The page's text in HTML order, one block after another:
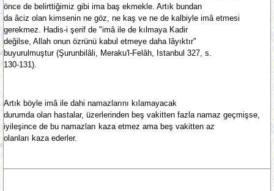
önce de belirttiğimiz gibi ima baş ekmekle. Artık bundan
da âciz olan kimsenin ne göz, ne kaş ve ne de kalbiyle imâ etmesi
gerekmez. Hadis-i şerif de "imâ ile de kılmaya Kadir
değilse, Allah onun özrünü kabul etmeye daha lâyıktır"
buyurulmuştur (Şurunbilâli, Meraku'l-Felâh, Istanbul 327, s.
130-131).
Artık böyle imâ ile dahi namazlarını kılamayacak
durumda olan hastalar, üzerlerinden beş vakitten fazla namaz geçmişse,
iyileşince de bu namazları kaza etmez ama beş vakitten az
olanları kaza ederler.